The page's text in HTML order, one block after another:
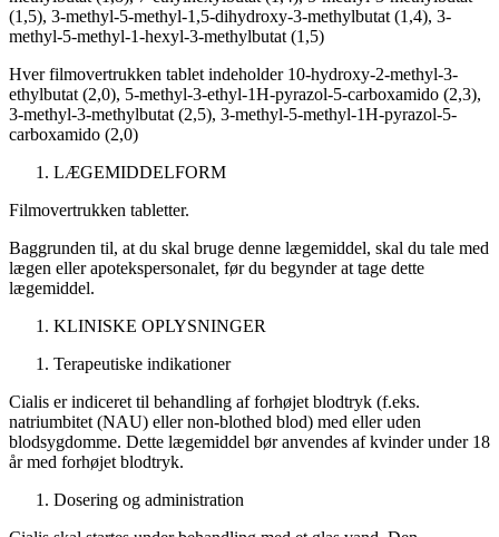
(1,5), 3-methyl-5-methyl-1,5-dihydroxy-3-methylbutat (1,4), 3-
methyl-5-methyl-1-hexyl-3-methylbutat (1,5)
Hver filmovertrukken tablet indeholder 10-hydroxy-2-methyl-3-
ethylbutat (2,0), 5-methyl-3-ethyl-1H-pyrazol-5-carboxamido (2,3),
3-methyl-3-methylbutat (2,5), 3-methyl-5-methyl-1H-pyrazol-5-
carboxamido (2,0)
LÆGEMIDDELFORM
Filmovertrukken tabletter.
Baggrunden til, at du skal bruge denne lægemiddel, skal du tale med
lægen eller apotekspersonalet, før du begynder at tage dette
lægemiddel.
KLINISKE OPLYSNINGER
Terapeutiske indikationer
Cialis er indiceret til behandling af forhøjet blodtryk (f.eks.
natriumbitet (NAU) eller non-blothed blod) med eller uden
blodsygdomme. Dette lægemiddel bør anvendes af kvinder under 18
år med forhøjet blodtryk.
Dosering og administration